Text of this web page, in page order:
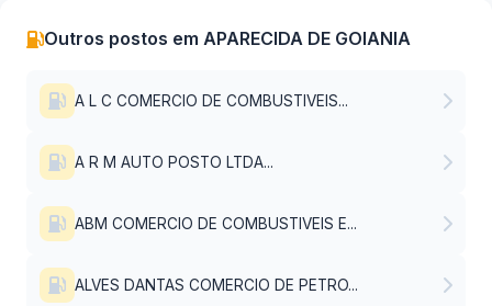
Outros postos em APARECIDA DE GOIANIA
A L C COMERCIO DE COMBUSTIVEIS...
A R M AUTO POSTO LTDA...
ABM COMERCIO DE COMBUSTIVEIS E...
ALVES DANTAS COMERCIO DE PETRO...